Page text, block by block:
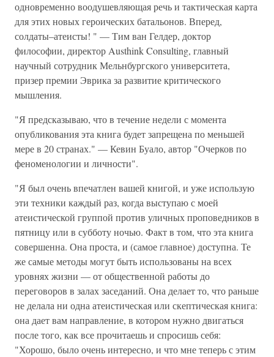
одновременно воодушевляющая речь и тактическая карта
для этих новых героических батальонов. Вперед,
солдаты–атеисты! " — Тим ван Гелдер, доктор
философии, директор Austhink Consulting, главный
научный сотрудник Мельнбургского университета,
призер премии Эврика за развитие критического
мышления.
"Я предсказываю, что в течение недели с момента
опубликования эта книга будет запрещена по меньшей
мере в 20 странах." — Кевин Буало, автор "Очерков по
феноменологии и личности".
"Я был очень впечатлен вашей книгой, и уже использую
эти техники каждый раз, когда выступаю с моей
атеистической группой против уличных проповедников в
пятницу или в субботу ночью. Факт в том, что эта книга
совершенна. Она проста, и (самое главное) доступна. Те
же самые методы могут быть использованы на всех
уровнях жизни — от общественной работы до
переговоров в залах заседаний. Она делает то, что раньше
не делала ни одна атеистическая или скептическая книга:
она дает вам направление, в котором нужно двигаться
после того, как все прочитаешь и спросишь себя:
"Хорошо, было очень интересно, и что мне теперь с этим